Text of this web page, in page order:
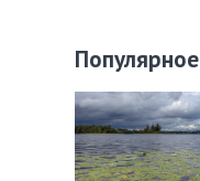
Популярное